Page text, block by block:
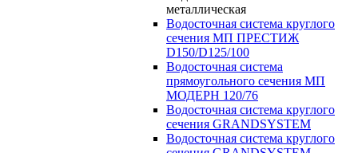
металлическая
Водосточная система круглого
сечения МП ПРЕСТИЖ
D150/D125/100
Водосточная система
прямоугольного сечения МП
МОДЕРН 120/76
Водосточная система круглого
сечения GRANDSYSTEM
Водосточная система круглого